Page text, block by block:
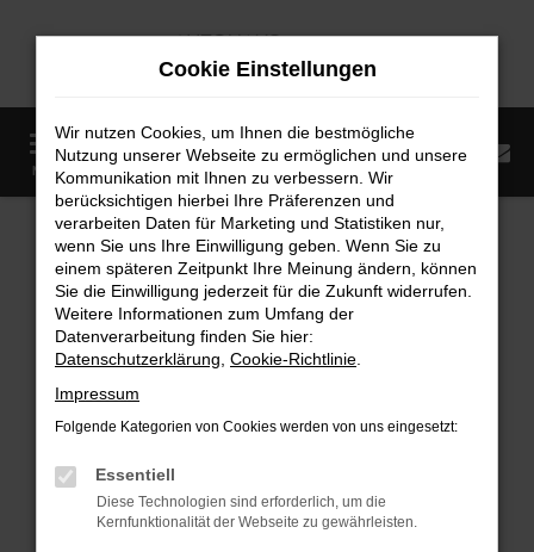
Zum
MENÜ
Startseite Fahrzeugangebote Fahrzeugmarkt
Fahrzeugmarkt
Fehler: Network Error
Beim Laden ist ein Fehler aufgetreten.
Hier sind ein paar Tipps, die dir helfen können:
Überprüfe deine Firewall und deine
Internetverbindung.
Cookie Einstellungen
Wir nutzen Cookies, um Ihnen die bestmögliche
Nutzung unserer Webseite zu ermöglichen und unsere
Kommunikation mit Ihnen zu verbessern. Wir
berücksichtigen hierbei Ihre Präferenzen und
verarbeiten Daten für Marketing und Statistiken nur,
wenn Sie uns Ihre Einwilligung geben. Wenn Sie zu
einem späteren Zeitpunkt Ihre Meinung ändern, können
Sie die Einwilligung jederzeit für die Zukunft widerrufen.
Weitere Informationen zum Umfang der
Datenverarbeitung finden Sie hier:
Datenschutzerklärung Cookie-Richtlinie
Impressum
Folgende Kategorien von Cookies werden von uns eingesetzt:
Essentiell
Diese Technologien sind erforderlich, um die
Kernfunktionalität der Webseite zu gewährleisten.